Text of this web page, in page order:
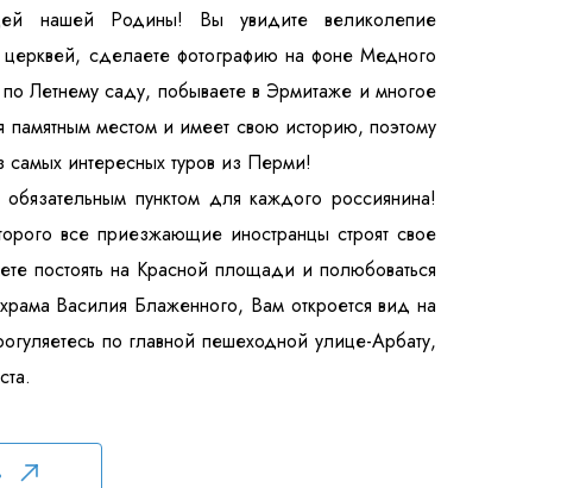
нашей Родины! Вы увидите великолепие
сделаете фотографию на фоне Медного
Летнему саду, побываете в Эрмитаже и многое
местом и имеет свою историю, поэтому
интересных туров из Перми!
пунктом для каждого россиянина!
все приезжающие иностранцы строят свое
постоять на Красной площади и полюбоваться
Василия Блаженного, Вам откроется вид на
по главной пешеходной улице-Арбату,